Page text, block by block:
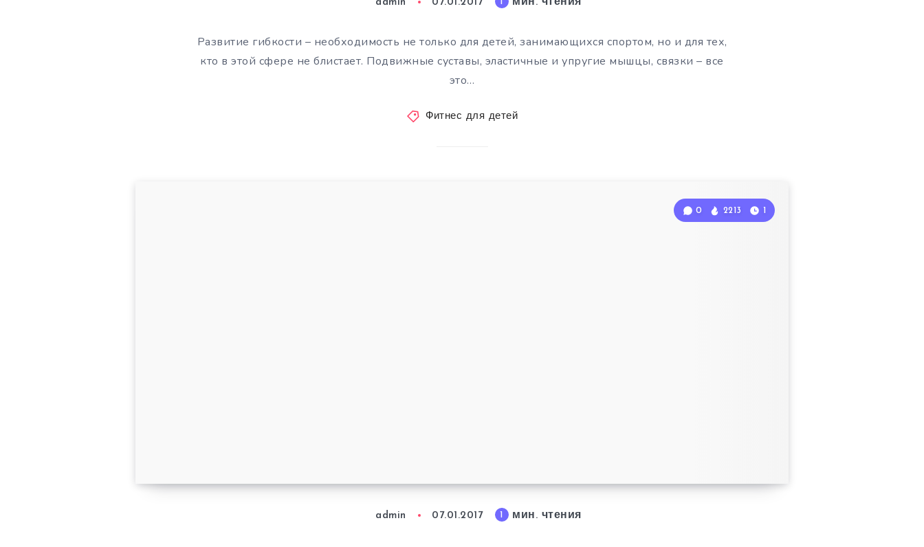
admin 07.01.2017 мин. чтения
Развитие гибкости – необходимость не только для детей, занимающихся спортом, но и для тех,
кто в этой сфере не блистает. Подвижные суставы, эластичные и упругие мышцы, связки – все
это…
Фитнес для детей
0 2213 1
admin 07.01.2017 мин. чтения